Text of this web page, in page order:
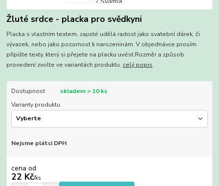
Žluté srdce - placka pro svědkyni
Placka s vlastním textem, zajisté udělá radost jako svatební dárek, či
vývazek, nebo jako pozornost k narozeninám. V objednávce prosím
připište texty, který si přejete na placku uvést.Rozměr a způsob
provedení zvolte ve variantách produktu. celý popis
Dostupnost
skladem > 10 ks
Varianty produktu
Nejsme plátci DPH
cena od
22 Kč/ks